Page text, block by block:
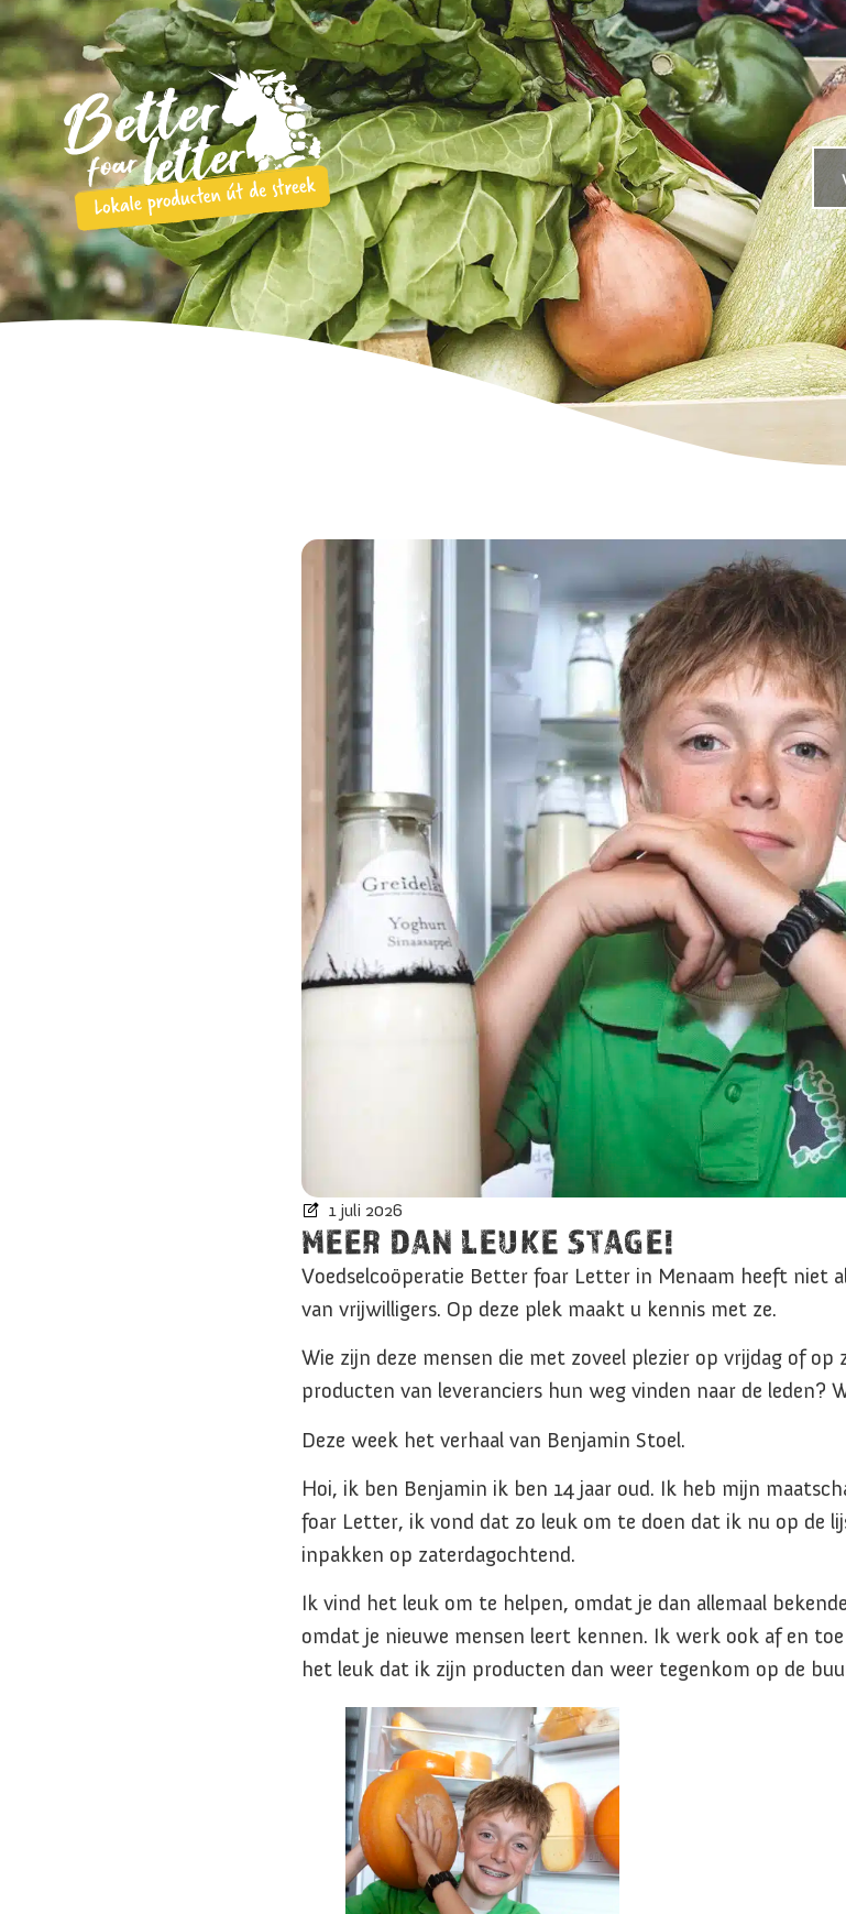
1 juli 2026
MEER DAN LEUKE STAGE!
Voedselcoöperatie Better foar Letter in Menaam heeft niet
van vrijwilligers. Op deze plek maakt u kennis met ze.
Wie zijn deze mensen die met zoveel plezier op vrijdag of
producten van leveranciers hun weg vinden naar de leden?
Deze week het verhaal van Benjamin Stoel.
Hoi, ik ben Benjamin ik ben 14 jaar oud. Ik heb mijn
foar Letter, ik vond dat zo leuk om te doen dat ik nu op de
inpakken op zaterdagochtend.
Ik vind het leuk om te helpen, omdat je dan allemaal
omdat je nieuwe mensen leert kennen. Ik werk ook af en
het leuk dat ik zijn producten dan weer tegenkom op de